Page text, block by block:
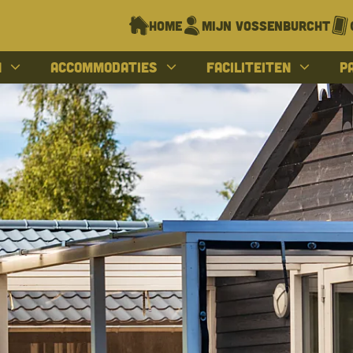
Home Mijn Vossenburcht
Accommodaties Faciliteiten